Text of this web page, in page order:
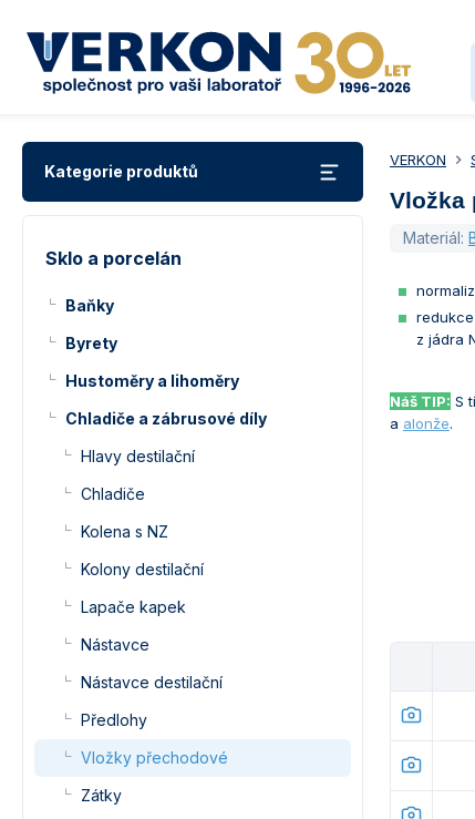
Kategorie produktů
Sklo a porcelán
Baňky
Byrety
Hustoměry a lihoměry
Chladiče a zábrusové díly
Hlavy destilační
Chladiče
Kolena s NZ
Kolony destilační
Lapače kapek
Nástavce
Nástavce destilační
Předlohy
Vložky přechodové
Zátky
VERKON
Vložka
Materiál:
z jádra
Náš TIP: S
a alonže.